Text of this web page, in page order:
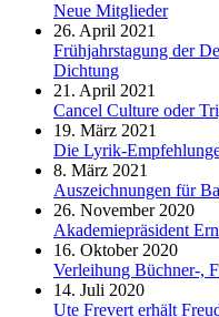
Neue Mitglieder
26. April 2021
Frühjahrstagung der
Dichtung
21. April 2021
Cancel Culture oder
19. März 2021
Die Lyrik-
8. März 2021
Auszeichnungen für
26. November 2020
Akademiepräsident
16. Oktober 2020
Verleihung Büchner-,
14. Juli 2020
Ute Frevert erhält